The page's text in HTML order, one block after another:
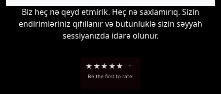
Biz heç nə qeyd etmirik. Heç nə saxlamırıq. Sizin
endirimləriniz qıfıllanır və bütünlüklə sizin səyyah
sessiyanızda idarə olunur.
★ ★★ ★★ -
Be the first to rate!